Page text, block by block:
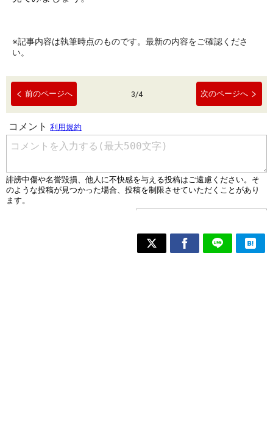
※記事内容は執筆時点のものです。最新の内容をご確認くださ
い。
前のページへ 3/4 次のページへ